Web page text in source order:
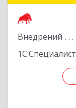
Внедрений
1С:Специалист